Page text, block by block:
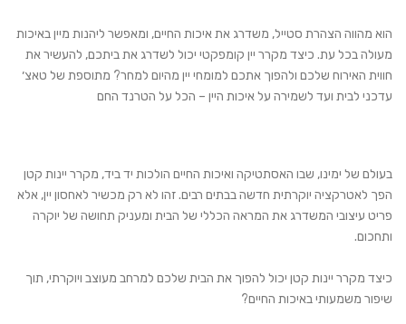
הוא מהווה הצהרת סטייל, משדרג את איכות החיים, ומאפשר ליהנות מיין באיכות
מעולה בכל עת. כיצד מקרר יין קומפקטי יכול לשדרג את ביתכם, להעשיר את
חווית האירוח שלכם ולהפוך אתכם למומחי יין מהיום למחר? מתוספת של טאצ׳
עדכני לבית ועד לשמירה על איכות היין – הכל על הטרנד החם
בעולם של ימינו, שבו האסתטיקה ואיכות החיים הולכות יד ביד, מקרר יינות קטן
הפך לאטרקציה יוקרתית חדשה בבתים רבים. זהו לא רק מכשיר לאחסון יין, אלא
פריט עיצובי המשדרג את המראה הכללי של הבית ומעניק תחושה של יוקרה
ותחכום.
כיצד מקרר יינות קטן יכול להפוך את הבית שלכם למרחב מעוצב ויוקרתי, תוך
שיפור משמעותי באיכות החיים?